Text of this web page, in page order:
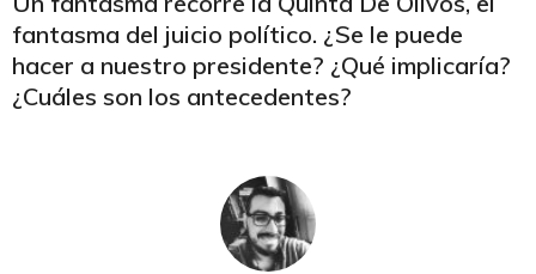
fantasma del juicio político. ¿Se le puede
hacer a nuestro presidente? ¿Qué implicaría?
¿Cuáles son los antecedentes?